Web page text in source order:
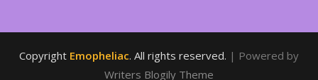
Copyright Emopheliac. All rights reserved. | Powered by
Writers Blogily Theme